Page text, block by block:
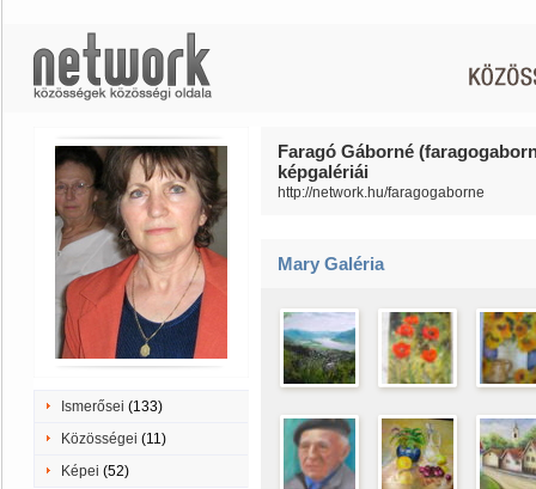
Ismerősei (133)
Közösségei (11)
Képei (52)
Faragó Gáborné
képgalériái
http://network.hu/faragogaborne
Mary Galéria